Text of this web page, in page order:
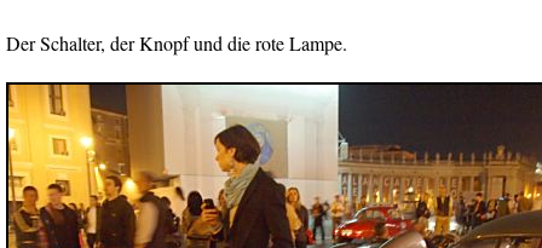
Der Schalter, der Knopf und die rote Lampe.